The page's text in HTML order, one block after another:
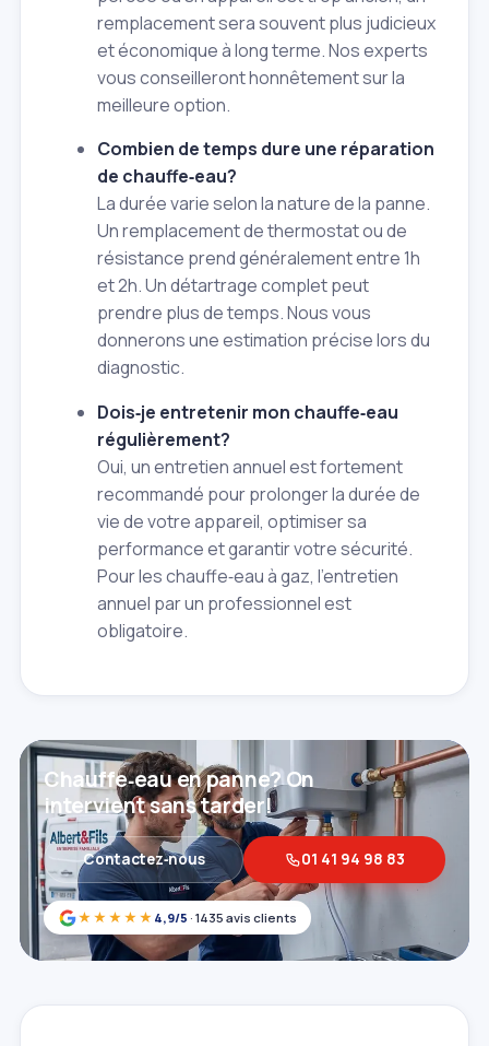
remplacement sera souvent plus judicieux
et économique à long terme. Nos experts
vous conseilleront honnêtement sur la
meilleure option.
Combien de temps dure une réparation
de chauffe‑eau?
La durée varie selon la nature de la panne.
Un remplacement de thermostat ou de
résistance prend généralement entre 1h
et 2h. Un détartrage complet peut
prendre plus de temps. Nous vous
donnerons une estimation précise lors du
diagnostic.
Dois‑je entretenir mon chauffe‑eau
régulièrement?
Oui, un entretien annuel est fortement
recommandé pour prolonger la durée de
vie de votre appareil, optimiser sa
performance et garantir votre sécurité.
Pour les chauffe‑eau à gaz, l'entretien
annuel par un professionnel est
obligatoire.
★★★★★ 4,9/5 · 1435 avis clients
Chauffe‑eau en panne? On
intervient sans tarder!
Contactez‑nous 01 41 94 98 83